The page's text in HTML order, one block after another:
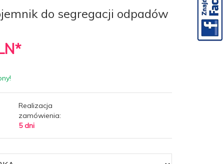
do segregacji odpadów
Realizacja
zamówienia:
5 dni